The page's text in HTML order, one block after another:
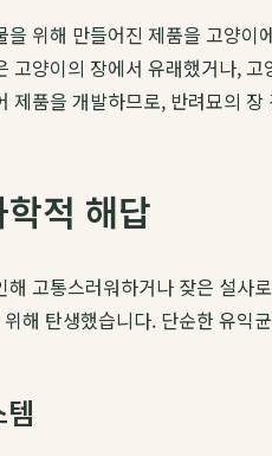
위해 만들어진 제품을 고양
양이의 장에서 유래했거나,
품을 개발하므로, 반려묘의
적 해답
고통스러워하거나 잦은 설
해 탄생했습니다. 단순한 유